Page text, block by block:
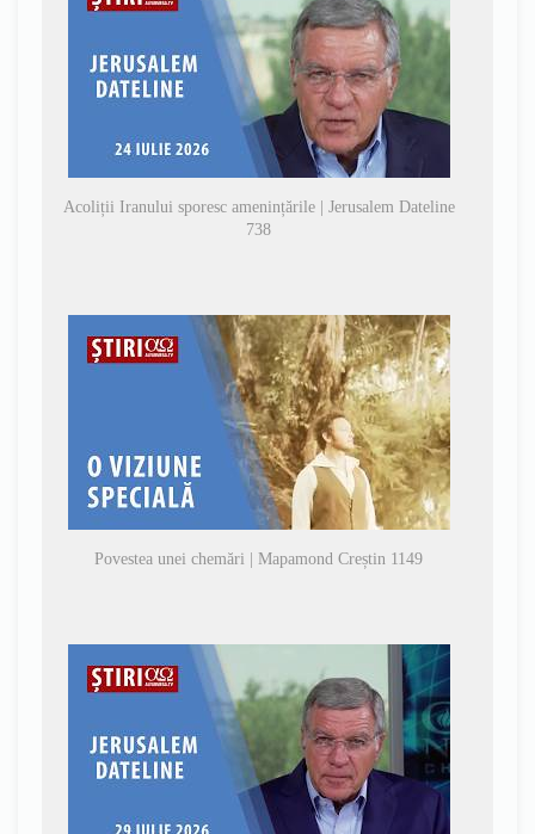
Acoliții Iranului sporesc amenințările | Jerusalem Dateline
738
Povestea unei chemări | Mapamond Creștin 1149